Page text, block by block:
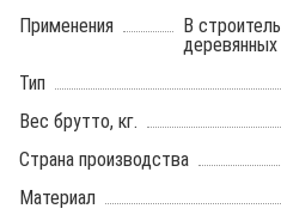
Применения
В
деревянных
Тип
Вес брутто, кг.
Страна производства
Материал